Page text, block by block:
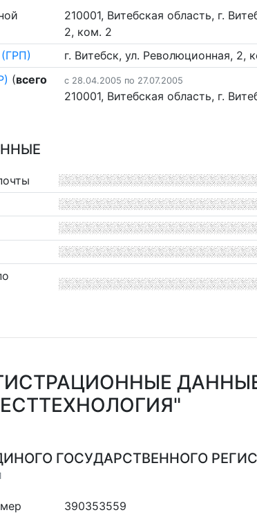
210001, Витебская область, г.
2, ком. 2
(ГРП)
г. Витебск, ул. Революционная, 2,
(всего
c 28.04.2005 по 27.07.2005
210001, Витебская область, г.
ГОСУДАРСТВЕННОГО
390353559